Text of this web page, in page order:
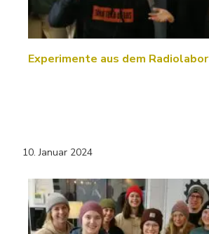
Experimente aus dem Radiolabor
10. Januar 2024